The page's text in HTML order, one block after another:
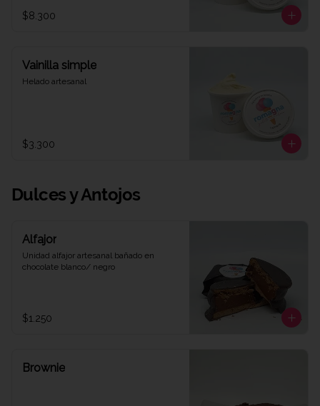
$8.300
Vainilla simple
Helado artesanal
$3.300
Dulces y Antojos
Alfajor
Unidad alfajor artesanal bañado en
chocolate blanco/ negro
$1.250
Brownie